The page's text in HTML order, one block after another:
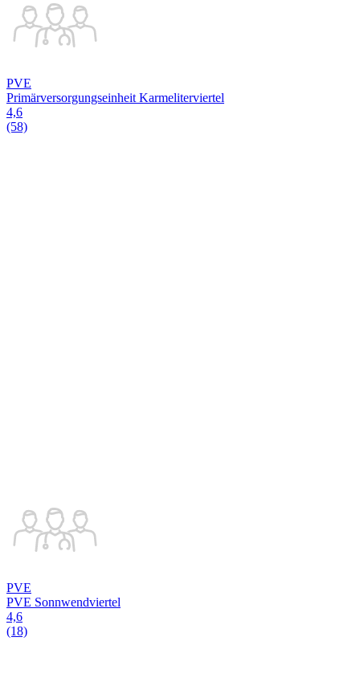
PVE
Primärversorgungseinheit Karmeliterviertel
4,6
(58)
PVE
PVE Sonnwendviertel
4,6
(18)